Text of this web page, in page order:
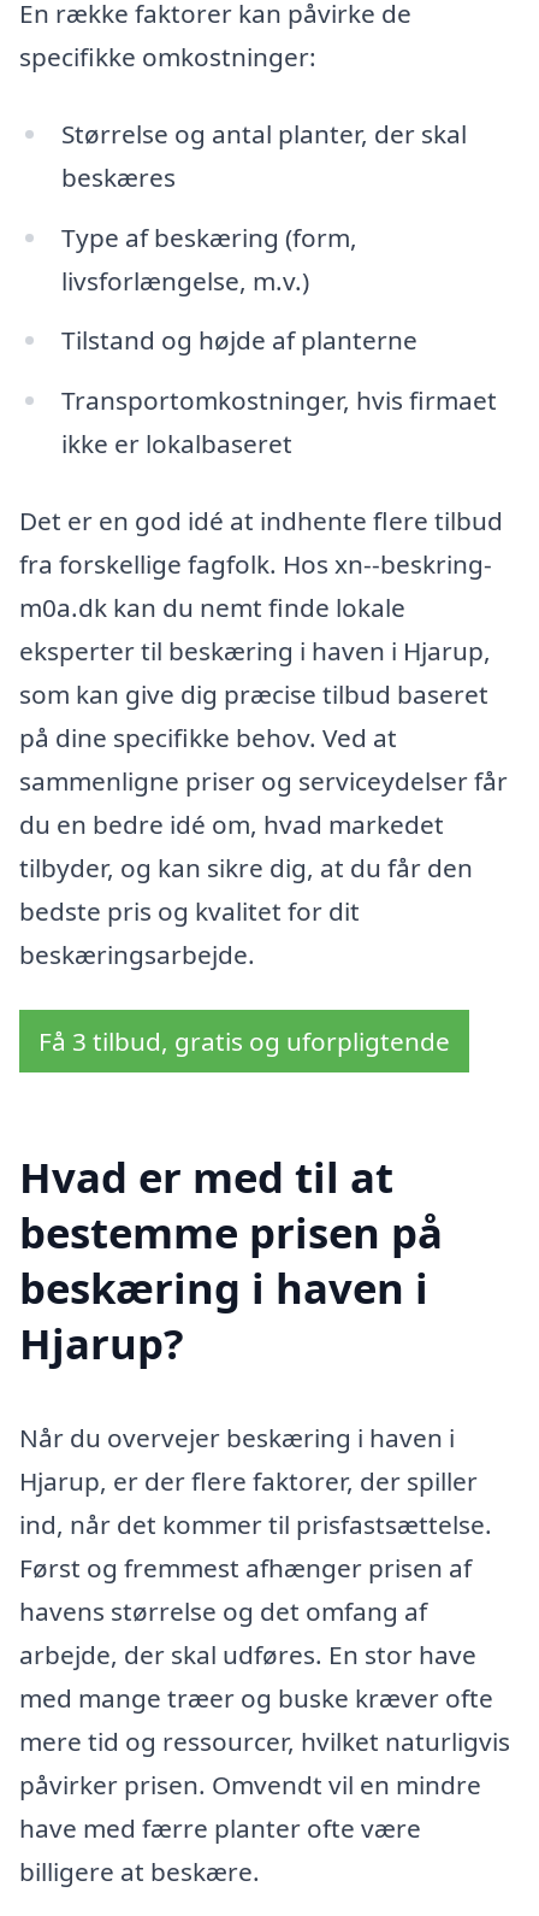
En række faktorer kan påvirke de
specifikke omkostninger:
Størrelse og antal planter, der skal
beskæres
Type af beskæring (form,
livsforlængelse, m.v.)
Tilstand og højde af planterne
Transportomkostninger, hvis firmaet
ikke er lokalbaseret
Det er en god idé at indhente flere tilbud
fra forskellige fagfolk. Hos xn--beskring-
m0a.dk kan du nemt finde lokale
eksperter til beskæring i haven i Hjarup,
som kan give dig præcise tilbud baseret
på dine specifikke behov. Ved at
sammenligne priser og serviceydelser får
du en bedre idé om, hvad markedet
tilbyder, og kan sikre dig, at du får den
bedste pris og kvalitet for dit
beskæringsarbejde.
Få 3 tilbud, gratis og uforpligtende
Hvad er med til at
bestemme prisen på
beskæring i haven i
Hjarup?
Når du overvejer beskæring i haven i
Hjarup, er der flere faktorer, der spiller
ind, når det kommer til prisfastsættelse.
Først og fremmest afhænger prisen af
havens størrelse og det omfang af
arbejde, der skal udføres. En stor have
med mange træer og buske kræver ofte
mere tid og ressourcer, hvilket naturligvis
påvirker prisen. Omvendt vil en mindre
have med færre planter ofte være
billigere at beskære.